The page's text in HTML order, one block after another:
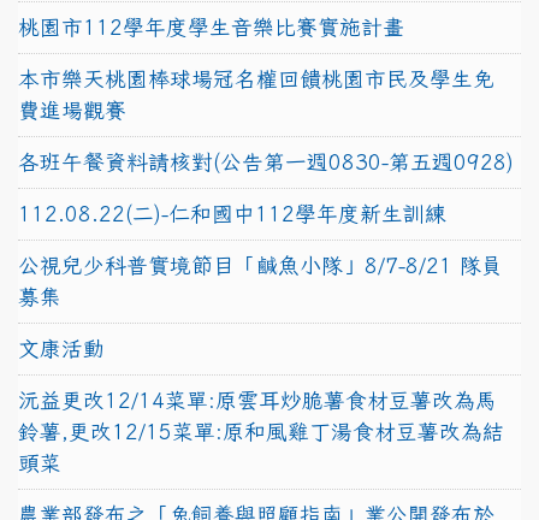
桃園市112學年度學生音樂比賽實施計畫
本市樂天桃園棒球場冠名權回饋桃園市民及學生免
費進場觀賽
各班午餐資料請核對(公告第一週0830-第五週0928)
112.08.22(二)-仁和國中112學年度新生訓練
公視兒少科普實境節目「鹹魚小隊」8/7-8/21 隊員
募集
文康活動
沅益更改12/14菜單:原雲耳炒脆薯食材豆薯改為馬
鈴薯,更改12/15菜單:原和風雞丁湯食材豆薯改為結
頭菜
農業部發布之「兔飼養與照顧指南」業公開發布於